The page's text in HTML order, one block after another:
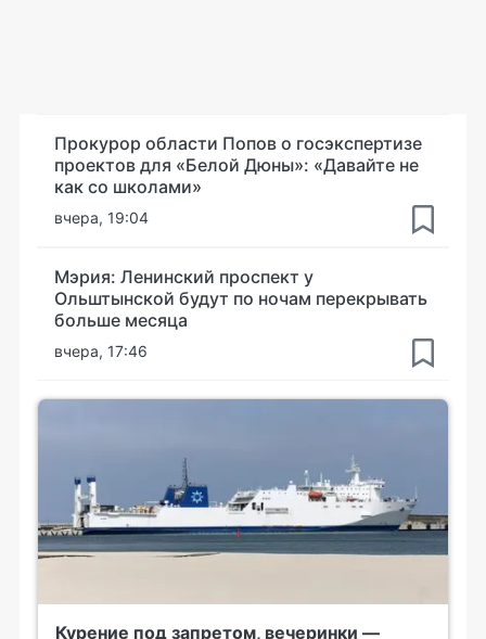
Прокурор области Попов о госэкспертизе
проектов для «Белой Дюны»: «Давайте не
как со школами»
вчера, 19:04
Мэрия: Ленинский проспект у
Ольштынской будут по ночам перекрывать
больше месяца
вчера, 17:46
Курение под запретом, вечеринки —